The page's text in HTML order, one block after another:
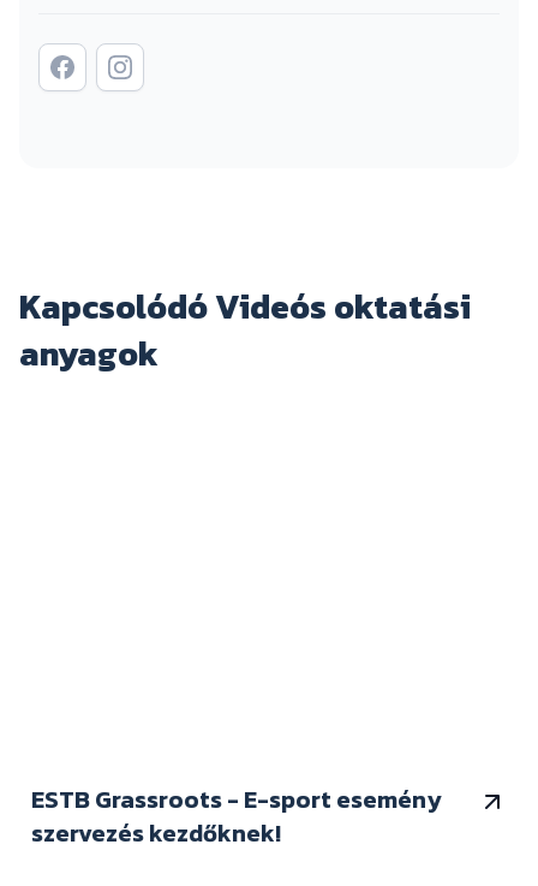
Kapcsolódó Videós oktatási
anyagok
ESTB Grassroots - E-sport esemény
szervezés kezdőknek!